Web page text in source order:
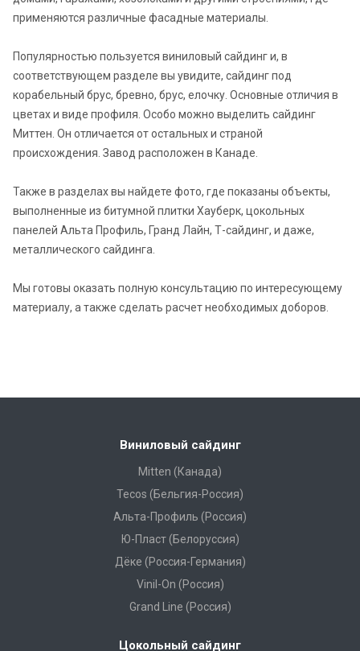
применяются различные фасадные материалы.
Популярностью пользуется виниловый сайдинг и, в
соответствующем разделе вы увидите, сайдинг под
корабельный брус, бревно, брус, елочку. Основные отличия в
цветах и виде профиля. Особо можно выделить сайдинг
Миттен. Он отличается от остальных и страной
происхождения. Завод расположен в Канаде.
Также в разделах вы найдете фото, где показаны объекты,
выполненные из битумной плитки Хауберк, цокольных
панелей Альта Профиль, Гранд Лайн, Т-сайдинг, и даже,
металлического сайдинга.
Мы готовы оказать полную консультацию по интересующему
материалу, а также сделать расчет необходимых доборов.
Виниловый сайдинг
Mitten (Канада)
Tecos (Бельгия-Россия)
Альта-Профиль (Россия)
Ю-Пласт (Белоруссия)
Дёке (Россия-Германия)
Vinil-On (Россия)
Grand Line (Россия)
Цокольный сайдинг